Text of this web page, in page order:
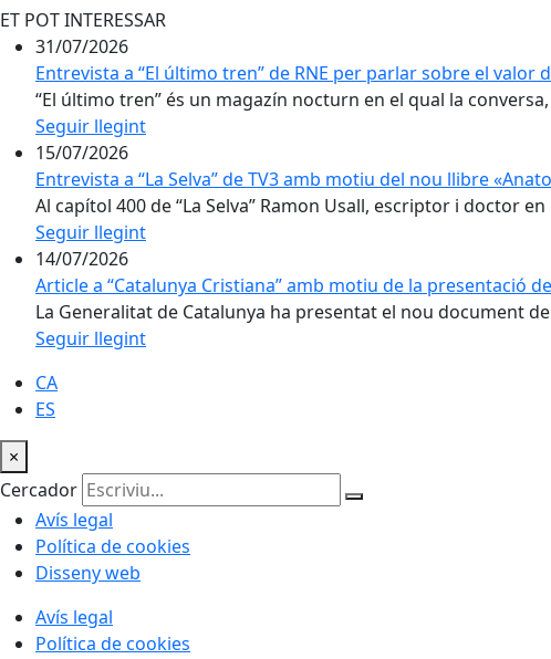
ET POT INTERESSAR
31/07/2026
Entrevista a “El último tren” de RNE per parlar sobre el valor
“El último tren” és un magazín nocturn en el qual la
Seguir llegint
15/07/2026
Entrevista a “La Selva” de TV3 amb motiu del nou llibre
Al capítol 400 de “La Selva” Ramon Usall, escriptor i doctor
Seguir llegint
14/07/2026
Article a “Catalunya Cristiana” amb motiu de la presentació
La Generalitat de Catalunya ha presentat el nou document
Seguir llegint
CA
ES
×
Cercador
Avís legal
Política de cookies
Disseny web
Avís legal
Política de cookies